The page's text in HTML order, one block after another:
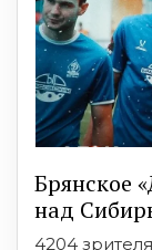
Брянское
над
4204